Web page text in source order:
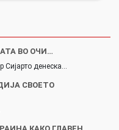
ВО ОЧИ…
Сијарто денеска…
СВОЕТО